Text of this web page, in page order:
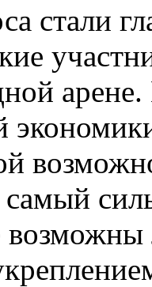
стали
возможны